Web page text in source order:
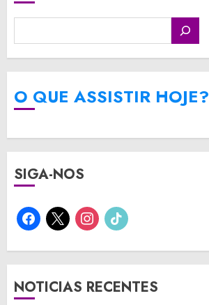
O QUE ASSISTIR HOJE?
SIGA-NOS
facebook
x instagram
tiktok
NOTICIAS RECENTES